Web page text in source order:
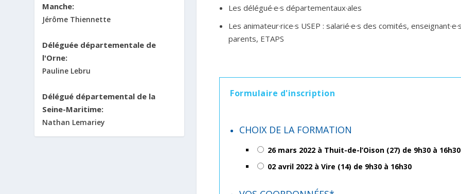
Les délégué·e·s départementaux·ales
Les animateur·rice·s USEP : salarié·e·s des comités,
parents, ETAPS
Formulaire d'inscription
CHOIX DE LA FORMATION
26 mars 2022 à Thuit-de-l’Oison (27) de 9h30 à 16h30
02 avril 2022 à Vire (14) de 9h30 à 16h30
Manche:
Jérôme Thiennette
Déléguée départementale de
l'Orne:
Pauline Lebru
Délégué départemental de la
Seine-Maritime:
Nathan Lemariey